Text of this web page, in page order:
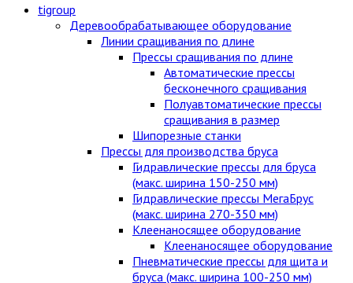
tigroup
Деревообрабатывающее оборудование
Линии сращивания по длине
Прессы сращивания по длине
Автоматические прессы
бесконечного сращивания
Полуавтоматические прессы
сращивания в размер
Шипорезные станки
Прессы для производства бруса
Гидравлические прессы для бруса
(макс. ширина 150-250 мм)
Гидравлические прессы МегаБрус
(макс. ширина 270-350 мм)
Клеенаносящее оборудование
Клеенаносящее оборудование
Пневматические прессы для щита и
бруса (макс. ширина 100-250 мм)